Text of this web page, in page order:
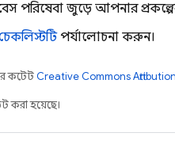
পরিষেবা জুড়ে আপনার
পর্যালোচনা করুন।
কন্টেন্টCreative Commons
হয়েছে।